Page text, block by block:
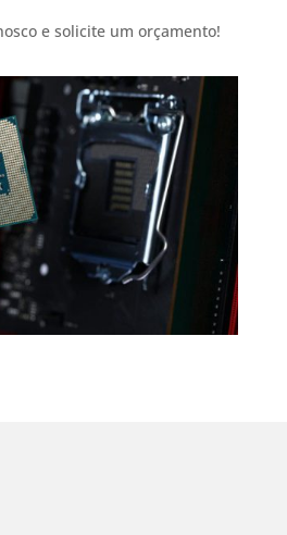
e solicite um orçamento!